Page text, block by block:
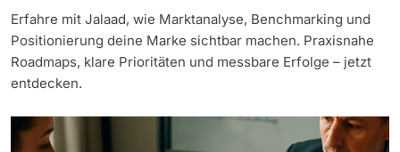
Erfahre mit Jalaad, wie Marktanalyse, Benchmarking und
Positionierung deine Marke sichtbar machen. Praxisnahe
Roadmaps, klare Prioritäten und messbare Erfolge – jetzt
entdecken.